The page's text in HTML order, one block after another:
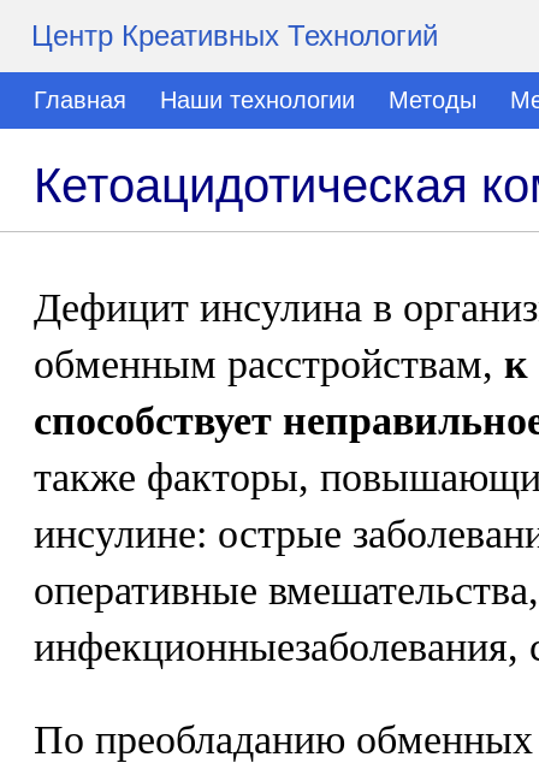
Центр Креативных Технологий
Главная Наши технологии Методы
Кетоацидотическая
Дефицит инсулина в
обменным расстройствам, к
способствует
также факторы,
инсулине: острые
оперативные
инфекционныезаболевания,
По преобладанию